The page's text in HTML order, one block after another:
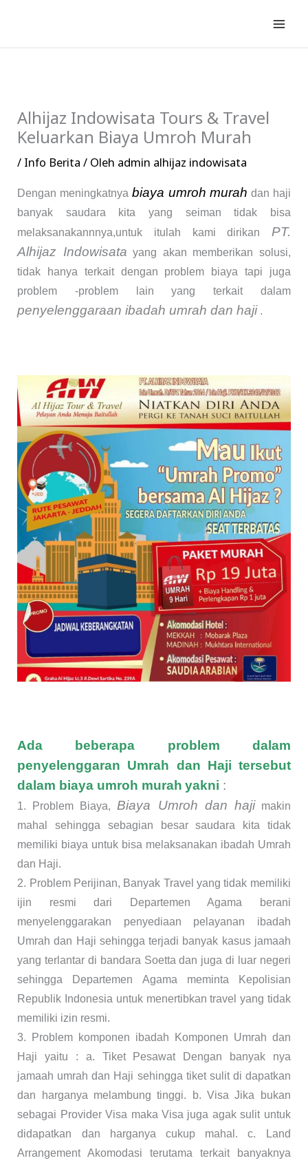
konten
Alhijaz Indowisata Tours & Travel
Keluarkan Biaya Umroh Murah
/ Info Berita / Oleh admin alhijaz indowisata
Dengan meningkatnya biaya umroh murah dan haji
banyak saudara kita yang seiman tidak bisa
melaksanakannnya,untuk itulah kami dirikan PT.
Alhijaz Indowisata yang akan memberikan solusi,
tidak hanya terkait dengan problem biaya tapi juga
problem -problem lain yang terkait dalam
penyelenggaraan ibadah umrah dan haji.
Ada beberapa problem dalam
penyelenggaran Umrah dan Haji tersebut
dalam biaya umroh murah yakni :
1. Problem Biaya, Biaya Umroh dan hajimakin
mahal sehingga sebagian besar saudara kita tidak
memiliki biaya untuk bisa melaksanakan ibadah Umrah
dan Haji.
2. Problem Perijinan, Banyak Travel yang tidak memiliki
ijin resmi dari Departemen Agama berani
menyelenggarakan penyediaan pelayanan ibadah
Umrah dan Haji sehingga terjadi banyak kasus jamaah
yang terlantar di bandara Soetta dan juga di luar negeri
sehingga Departemen Agama meminta Kepolisian
Republik Indonesia untuk menertibkan travel yang tidak
memiliki izin resmi.
3. Problem komponen ibadah Komponen Umrah dan
Haji yaitu : a. Tiket Pesawat Dengan banyak nya
jamaah umrah dan Haji sehingga tiket sulit di dapatkan
dan harganya melambung tinggi. b. Visa Jika bukan
sebagai Provider Visa maka Visa juga agak sulit untuk
didapatkan dan harganya cukup mahal. c. Land
Arrangement Akomodasi terutama terkait banyaknya